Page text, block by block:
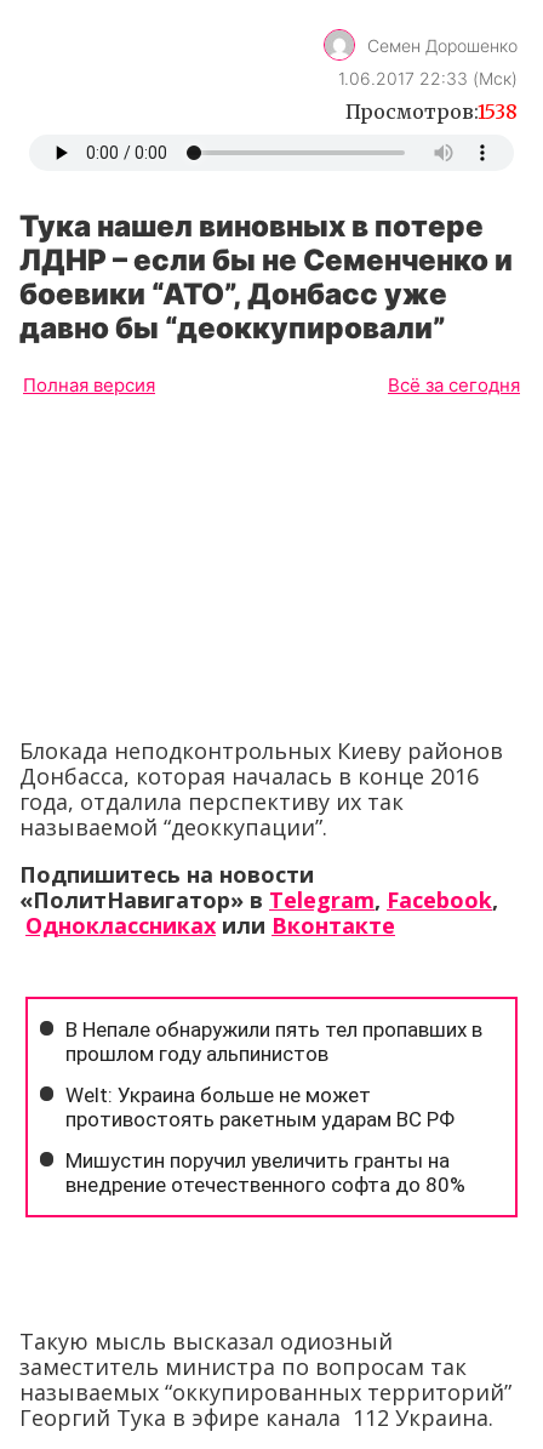
Семен Дорошенко
1.06.2017 22:33 (Мск)
Просмотров:1538
Тука нашел виновных в потере
ЛДНР – если бы не Семенченко и
боевики “АТО”, Донбасс уже
давно бы “деоккупировали”
Полная версия Всё за сегодня
Блокада неподконтрольных Киеву районов
Донбасса, которая началась в конце 2016
года, отдалила перспективу их так
называемой “деоккупации”.
Подпишитесь на новости
«ПолитНавигатор» в Telegram, Facebook,
Одноклассниках или Вконтакте
Такую мысль высказал одиозный
заместитель министра по вопросам так
называемых “оккупированных территорий”
Георгий Тука в эфире канала 112 Украина.